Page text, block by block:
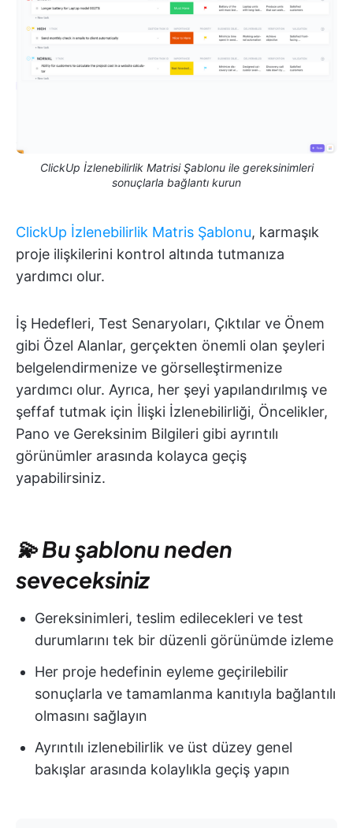
ClickUp İzlenebilirlik Matrisi Şablonu ile gereksinimleri
sonuçlarla bağlantı kurun
ClickUp İzlenebilirlik Matris Şablonu, karmaşık
proje ilişkilerini kontrol altında tutmanıza
yardımcı olur.
İş Hedefleri, Test Senaryoları, Çıktılar ve Önem
gibi Özel Alanlar, gerçekten önemli olan şeyleri
belgelendirmenize ve görselleştirmenize
yardımcı olur. Ayrıca, her şeyi yapılandırılmış ve
şeffaf tutmak için İlişki İzlenebilirliği, Öncelikler,
Pano ve Gereksinim Bilgileri gibi ayrıntılı
görünümler arasında kolayca geçiş
yapabilirsiniz.
💫 Bu şablonu neden
seveceksiniz
Gereksinimleri, teslim edilecekleri ve test
durumlarını tek bir düzenli görünümde izleme
Her proje hedefinin eyleme geçirilebilir
sonuçlarla ve tamamlanma kanıtıyla bağlantılı
olmasını sağlayın
Ayrıntılı izlenebilirlik ve üst düzey genel
bakışlar arasında kolaylıkla geçiş yapın